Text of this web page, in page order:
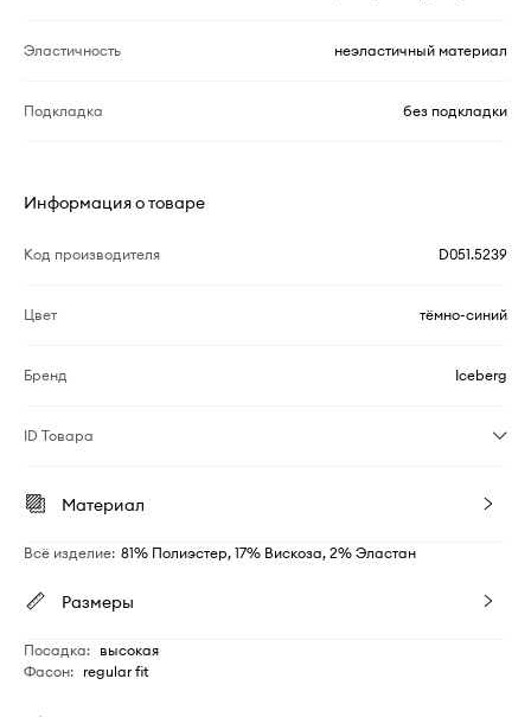
Эластичность неэластичный материал
Подкладка без подкладки
Информация о товаре
Код производителя D051.5239
Цвет тёмно-синий
Бренд Iceberg
ID Товара
Материал
Всё изделие: 81% Полиэстер, 17% Вискоза, 2% Эластан
Размеры
Посадка: высокая
Фасон: regular fit